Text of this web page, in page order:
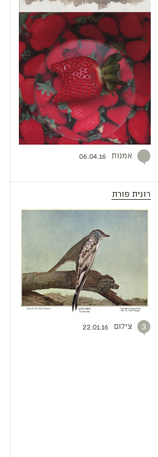
אמנות 06.04.16
רונית פורת
3 צילום 22.01.16